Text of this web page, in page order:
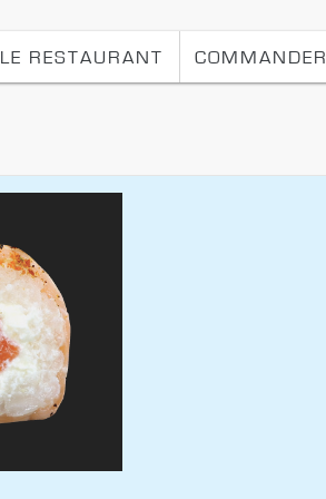
LE RESTAURANT COMMANDER